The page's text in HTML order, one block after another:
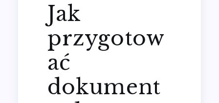
Jak
przygotow
ać
dokument